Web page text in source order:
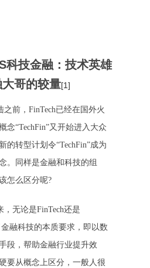
科技金融：技术英雄
哥的较量[1]
之前，FinTech已经在国外火
念“TechFin”又开始进入大众
的转型计划令“TechFin”成为
。同样是金融和科技的组
怎么区分呢?
，无论是FinTech还是
融科技的本质要求，即以数
段，帮助金融行业提升效
要从概念上区分，一般人很